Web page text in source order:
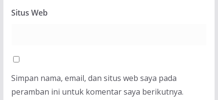
Situs Web
Simpan nama, email, dan situs web saya pada
peramban ini untuk komentar saya berikutnya.